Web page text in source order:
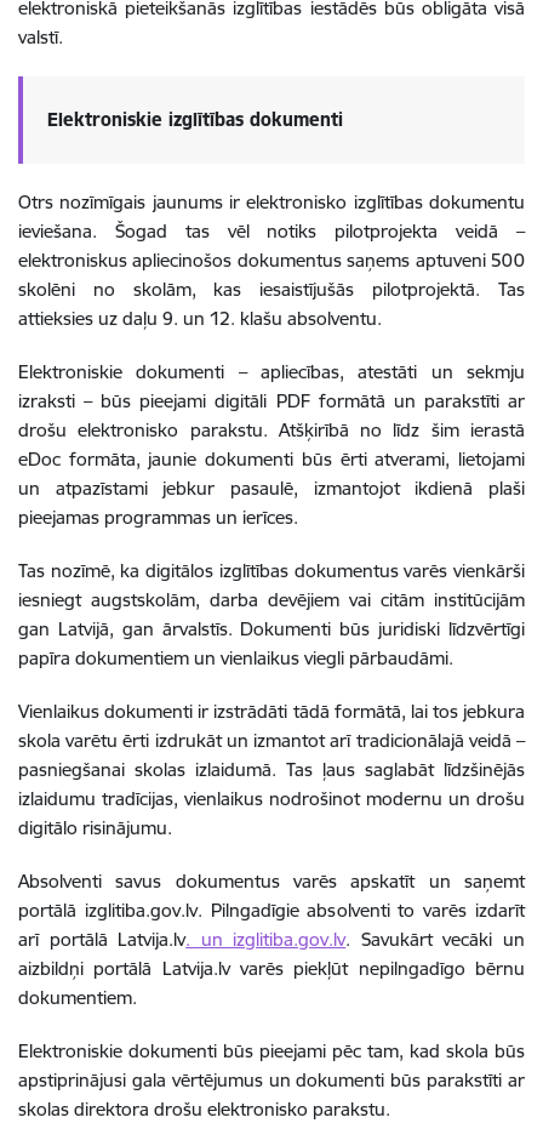
elektroniskā pieteikšanās izglītības iestādēs būs obligāta visā
valstī.
Elektroniskie izglītības dokumenti
Otrs nozīmīgais jaunums ir elektronisko izglītības dokumentu
ieviešana. Šogad tas vēl notiks pilotprojekta veidā –
elektroniskus apliecinošos dokumentus saņems aptuveni 500
skolēni no skolām, kas iesaistījušās pilotprojektā. Tas
attieksies uz daļu 9. un 12. klašu absolventu.
Elektroniskie dokumenti – apliecības, atestāti un sekmju
izraksti – būs pieejami digitāli PDF formātā un parakstīti ar
drošu elektronisko parakstu. Atšķirībā no līdz šim ierastā
eDoc formāta, jaunie dokumenti būs ērti atverami, lietojami
un atpazīstami jebkur pasaulē, izmantojot ikdienā plaši
pieejamas programmas un ierīces.
Tas nozīmē, ka digitālos izglītības dokumentus varēs vienkārši
iesniegt augstskolām, darba devējiem vai citām institūcijām
gan Latvijā, gan ārvalstīs. Dokumenti būs juridiski līdzvērtīgi
papīra dokumentiem un vienlaikus viegli pārbaudāmi.
Vienlaikus dokumenti ir izstrādāti tādā formātā, lai tos jebkura
skola varētu ērti izdrukāt un izmantot arī tradicionālajā veidā –
pasniegšanai skolas izlaidumā. Tas ļaus saglabāt līdzšinējās
izlaidumu tradīcijas, vienlaikus nodrošinot modernu un drošu
digitālo risinājumu.
Absolventi savus dokumentus varēs apskatīt un saņemt
portālā izglitiba.gov.lv. Pilngadīgie absolventi to varēs izdarīt
arī portālā Latvija.lv. un izglitiba.gov.lv. Savukārt vecāki un
aizbildņi portālā Latvija.lv varēs piekļūt nepilngadīgo bērnu
dokumentiem.
Elektroniskie dokumenti būs pieejami pēc tam, kad skola būs
apstiprinājusi gala vērtējumus un dokumenti būs parakstīti ar
skolas direktora drošu elektronisko parakstu.